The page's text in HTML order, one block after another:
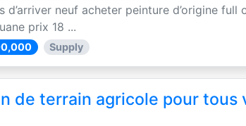
d’arriver neuf acheter peinture d’origine full
prix 18 ...
Supply
de terrain agricole pour tous